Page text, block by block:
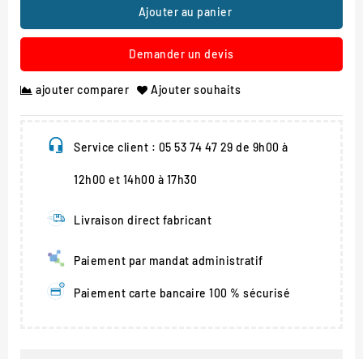
Ajouter au panier
Demander un devis
ajouter comparer Ajouter souhaits
Service client : 05 53 74 47 29 de 9h00 à
12h00 et 14h00 à 17h30
Livraison direct fabricant
Paiement par mandat administratif
Paiement carte bancaire 100 % sécurisé